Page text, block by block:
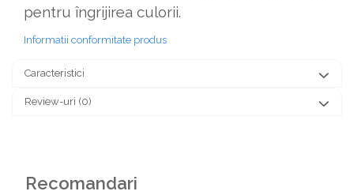
pentru îngrijirea culorii.
Informatii conformitate produs
Caracteristici
Review-uri (0)
Recomandari